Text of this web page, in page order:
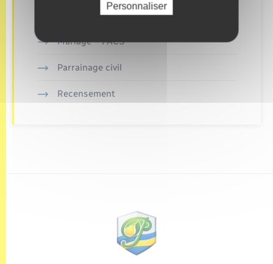
Mariage – PACS
Parrainage civil
Recensement
Personnaliser